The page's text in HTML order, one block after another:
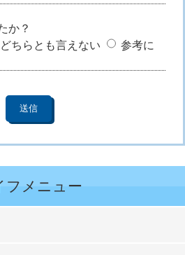
か？
どちらとも言えない
参考に
フメニュー